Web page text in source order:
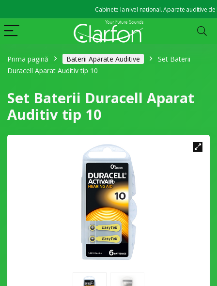
Cabinete la nivel național. Aparate auditive de la
Prima pagină Baterii Aparate Auditive
Set Baterii
Duracell Aparat Auditiv tip 10
Set Baterii Duracell Aparat
Auditiv tip 10